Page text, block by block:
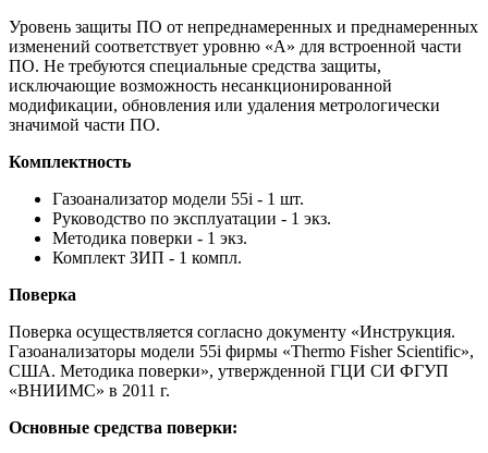
Уровень защиты ПО от непреднамеренных и преднамеренных
изменений соответствует уровню «A» для встроенной части
ПО. Не требуются специальные средства защиты,
исключающие возможность несанкционированной
модификации, обновления или удаления метрологически
значимой части ПО.
Комплектность
Газоанализатор модели 55i - 1 шт.
Руководство по эксплуатации - 1 экз.
Методика поверки - 1 экз.
Комплект ЗИП - 1 компл.
Поверка
Поверка осуществляется согласно документу «Инструкция.
Газоанализаторы модели 55i фирмы «Thermo Fisher Scientific»,
США. Методика поверки», утвержденной ГЦИ СИ ФГУП
«ВНИИМС» в 2011 г.
Основные средства поверки: